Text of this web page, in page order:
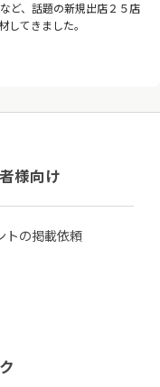
ど、話題の新規出店２５店
してきました。
様向け
トの掲載依頼